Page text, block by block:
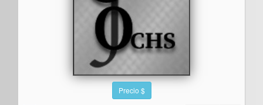
Precio $